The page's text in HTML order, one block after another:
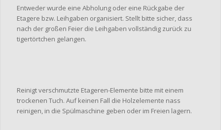
Entweder wurde eine Abholung oder eine Rückgabe der
Etagere bzw. Leihgaben organisiert. Stellt bitte sicher, dass
nach der großen Feier die Leihgaben vollständig zurück zu
tigertörtchen gelangen.
Reinigt verschmutzte Etageren-Elemente bitte mit einem
trockenen Tuch. Auf keinen Fall die Holzelemente nass
reinigen, in die Spülmaschine geben oder im Freien lagern.